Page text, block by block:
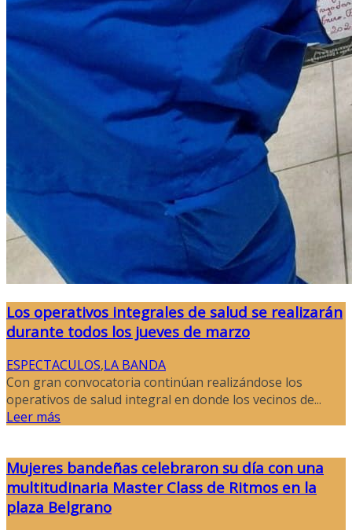
Los operativos integrales de salud se realizarán
durante todos los jueves de marzo
ESPECTACULOS,LA BANDA
Con gran convocatoria continúan realizándose los
operativos de salud integral en donde los vecinos de...
Leer más
Mujeres bandeñas celebraron su día con una
multitudinaria Master Class de Ritmos en la
plaza Belgrano